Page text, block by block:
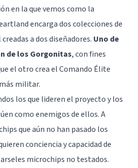
en la que vemos como la
encarga dos colecciones de
a dos diseñadores. Uno de
de los Gorgonitas, con fines
el otro crea el Comando Élite
militar.
los que lideren el proyecto y los
como enemigos de ellos. A
que aún no han pasado los
conciencia y capacidad de
microchips no testados.